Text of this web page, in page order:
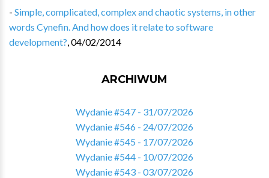
- Simple, complicated, complex and chaotic systems, in other
words Cynefin. And how does it relate to software
development?,04/02/2014
ARCHIWUM
Wydanie #547 - 31/07/2026
Wydanie #546 - 24/07/2026
Wydanie #545 - 17/07/2026
Wydanie #544 - 10/07/2026
Wydanie #543 - 03/07/2026